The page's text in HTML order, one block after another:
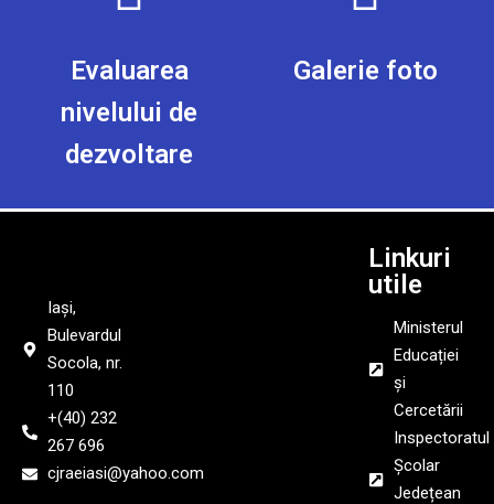
Evaluarea
nivelului de
dezvoltare
Galerie foto
Iași,
Bulevardul
Socola, nr.
110
+(40) 232
267 696
cjraeiasi@yahoo.com
Linkuri
utile
Ministerul
Educației
și
Cercetării
Inspectoratul
Școlar
Jedețean